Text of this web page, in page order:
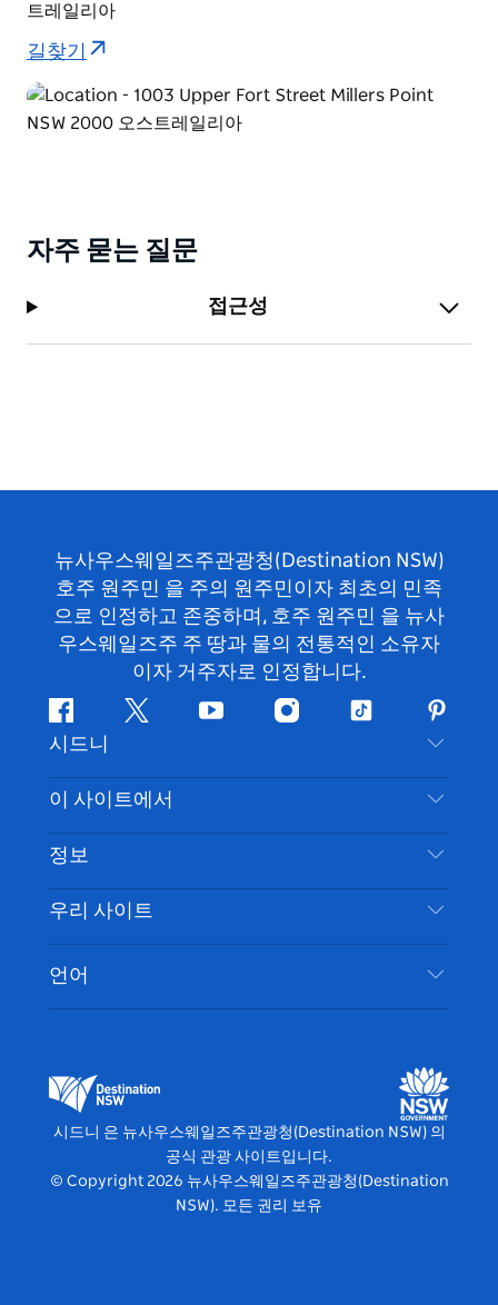
트레일리아
길찾기
자주 묻는 질문
접근성
뉴사우스웨일즈주관광청(Destination NSW)
호주 원주민 을 주의 원주민이자 최초의 민족
으로 인정하고 존중하며, 호주 원주민 을 뉴사
우스웨일즈주 주 땅과 물의 전통적인 소유자
이자 거주자로 인정합니다.
페
이
스
북
지
귀
다
유
브
인
타
램
틱
핀
터
레
스
트
시드니
문의하기
부인 성명
쿠키 고지
이 사이트에서
목적지
할 일
이벤트
숙소
정보
여행 정보
시드니 접근성
귀하의 사업을 등록하세요
우리 사이트
뉴사우스웨일즈주관광청(Destination NSW) 미디
어 센터
비비드 시드니(Vivid Sydney)
언어
시드니 은 뉴사우스웨일즈주관광청(Destination NSW) 의
공식 관광 사이트입니다.
© Copyright 2026 뉴사우스웨일즈주관광청(Destination
NSW). 모든 권리 보유